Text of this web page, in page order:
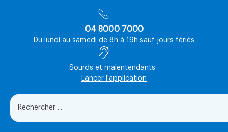
04 8000 7000
Du lundi au samedi de 8h à 19h sauf jours fériés
Sourds et malentendants :
Lancer l'application